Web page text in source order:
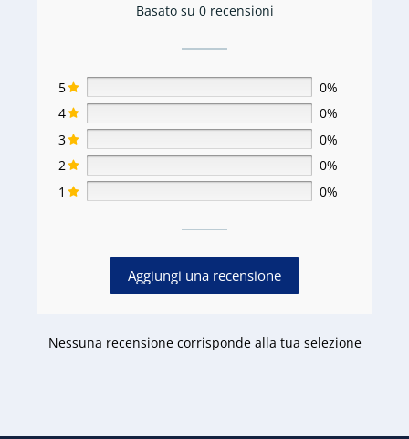
Basato su 0 recensioni
5
0%
4
0%
3
0%
2
0%
1
0%
Aggiungi una recensione
Nessuna recensione corrisponde alla tua selezione